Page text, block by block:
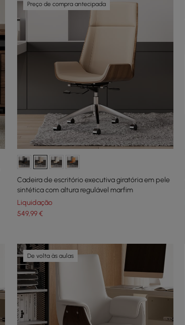
Preço de compra antecipada
Cadeira de escritório executiva giratória em pele
sintética com altura regulável marfim
Liquidação
549,99€
De volta às aulas